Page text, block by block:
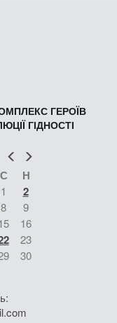
ГЕРОЇВ
ГІДНОСТІ
Попер
С Н
1 2
8
9
16
23
30